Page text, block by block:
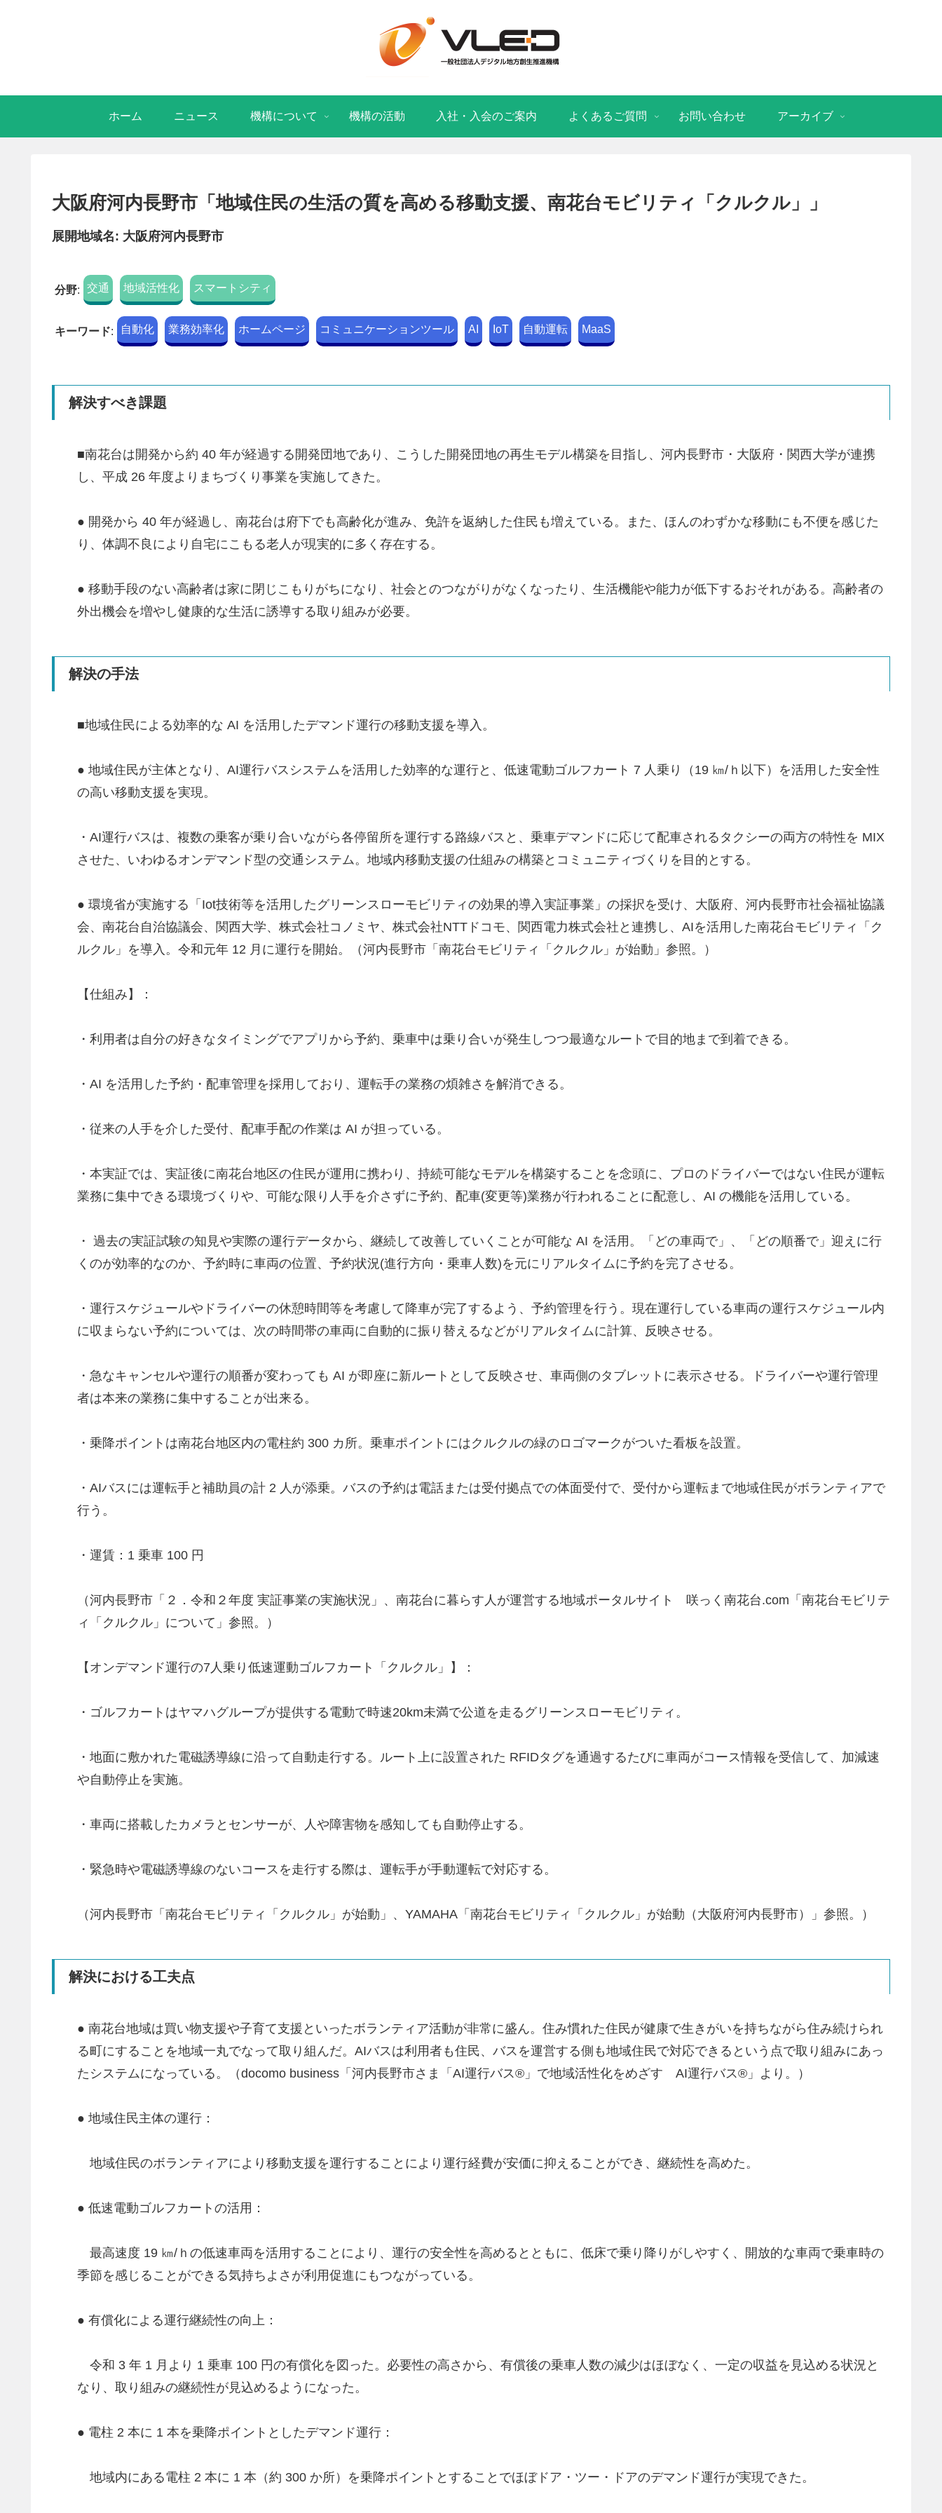
ホーム ニュース 機構について 機構の活動 入社・入会のご案内 よくあるご質問 お問い合わせ アーカイブ
大阪府河内長野市「地域住民の生活の質を高める移動支援、南花台モビリティ「クルクル」」
展開地域名: 大阪府河内長野市
分野: 交通 地域活性化 スマートシティ
キーワード: 自動化 業務効率化 ホームページ コミュニケーションツール AI IoT 自動運転 MaaS
解決すべき課題
■南花台は開発から約 40 年が経過する開発団地であり、こうした開発団地の再生モデル構築を目指し、河内長野市・大阪府・関西大学が連携
し、平成 26 年度よりまちづくり事業を実施してきた。
● 開発から 40 年が経過し、南花台は府下でも高齢化が進み、免許を返納した住民も増えている。また、ほんのわずかな移動にも不便を感じた
り、体調不良により自宅にこもる老人が現実的に多く存在する。
● 移動手段のない高齢者は家に閉じこもりがちになり、社会とのつながりがなくなったり、生活機能や能力が低下するおそれがある。高齢者の
外出機会を増やし健康的な生活に誘導する取り組みが必要。
解決の手法
■地域住民による効率的な AI を活用したデマンド運行の移動支援を導入。
● 地域住民が主体となり、AI運行バスシステムを活用した効率的な運行と、低速電動ゴルフカート 7 人乗り（19 ㎞/ｈ以下）を活用した安全性
の高い移動支援を実現。
・AI運行バスは、複数の乗客が乗り合いながら各停留所を運行する路線バスと、乗車デマンドに応じて配車されるタクシーの両方の特性を MIX
させた、いわゆるオンデマンド型の交通システム。地域内移動支援の仕組みの構築とコミュニティづくりを目的とする。
● 環境省が実施する「Iot技術等を活用したグリーンスローモビリティの効果的導入実証事業」の採択を受け、大阪府、河内長野市社会福祉協議
会、南花台自治協議会、関西大学、株式会社コノミヤ、株式会社NTTドコモ、関西電力株式会社と連携し、AIを活用した南花台モビリティ「ク
ルクル」を導入。令和元年 12 月に運行を開始。（河内長野市「南花台モビリティ「クルクル」が始動」参照。）
【仕組み】：
・利用者は自分の好きなタイミングでアプリから予約、乗車中は乗り合いが発生しつつ最適なルートで目的地まで到着できる。
・AI を活用した予約・配車管理を採用しており、運転手の業務の煩雑さを解消できる。
・従来の人手を介した受付、配車手配の作業は AI が担っている。
・本実証では、実証後に南花台地区の住民が運用に携わり、持続可能なモデルを構築することを念頭に、プロのドライバーではない住民が運転
業務に集中できる環境づくりや、可能な限り人手を介さずに予約、配車(変更等)業務が行われることに配意し、AI の機能を活用している。
・ 過去の実証試験の知見や実際の運行データから、継続して改善していくことが可能な AI を活用。「どの車両で」、「どの順番で」迎えに行
くのが効率的なのか、予約時に車両の位置、予約状況(進行方向・乗車人数)を元にリアルタイムに予約を完了させる。
・運行スケジュールやドライバーの休憩時間等を考慮して降車が完了するよう、予約管理を行う。現在運行している車両の運行スケジュール内
に収まらない予約については、次の時間帯の車両に自動的に振り替えるなどがリアルタイムに計算、反映させる。
・急なキャンセルや運行の順番が変わっても AI が即座に新ルートとして反映させ、車両側のタブレットに表示させる。ドライバーや運行管理
者は本来の業務に集中することが出来る。
・乗降ポイントは南花台地区内の電柱約 300 カ所。乗車ポイントにはクルクルの緑のロゴマークがついた看板を設置。
・AIバスには運転手と補助員の計 2 人が添乗。バスの予約は電話または受付拠点での体面受付で、受付から運転まで地域住民がボランティアで
行う。
・運賃：1 乗車 100 円
（河内長野市「２．令和２年度 実証事業の実施状況」、南花台に暮らす人が運営する地域ポータルサイト 咲っく南花台.com「南花台モビリテ
ィ「クルクル」について」参照。）
【オンデマンド運行の7人乗り低速運動ゴルフカート「クルクル」】：
・ゴルフカートはヤマハグループが提供する電動で時速20km未満で公道を走るグリーンスローモビリティ。
・地面に敷かれた電磁誘導線に沿って自動走行する。ルート上に設置された RFIDタグを通過するたびに車両がコース情報を受信して、加減速
や自動停止を実施。
・車両に搭載したカメラとセンサーが、人や障害物を感知しても自動停止する。
・緊急時や電磁誘導線のないコースを走行する際は、運転手が手動運転で対応する。
（河内長野市「南花台モビリティ「クルクル」が始動」、YAMAHA「南花台モビリティ「クルクル」が始動（大阪府河内長野市）」参照。）
解決における工夫点
● 南花台地域は買い物支援や子育て支援といったボランティア活動が非常に盛ん。住み慣れた住民が健康で生きがいを持ちながら住み続けられ
る町にすることを地域一丸でなって取り組んだ。AIバスは利用者も住民、バスを運営する側も地域住民で対応できるという点で取り組みにあっ
たシステムになっている。（docomo business「河内長野市さま「AI運行バス®」で地域活性化をめざす AI運行バス®」より。）
● 地域住民主体の運行：
地域住民のボランティアにより移動支援を運行することにより運行経費が安価に抑えることができ、継続性を高めた。
● 低速電動ゴルフカートの活用：
最高速度 19 ㎞/ｈの低速車両を活用することにより、運行の安全性を高めるとともに、低床で乗り降りがしやすく、開放的な車両で乗車時の
季節を感じることができる気持ちよさが利用促進にもつながっている。
● 有償化による運行継続性の向上：
令和 3 年 1 月より 1 乗車 100 円の有償化を図った。必要性の高さから、有償後の乗車人数の減少はほぼなく、一定の収益を見込める状況と
なり、取り組みの継続性が見込めるようになった。
● 電柱 2 本に 1 本を乗降ポイントとしたデマンド運行：
地域内にある電柱 2 本に 1 本（約 300 か所）を乗降ポイントとすることでほぼドア・ツー・ドアのデマンド運行が実現できた。